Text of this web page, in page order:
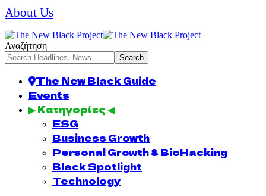
About Us
Αναζήτηση
The New Black Guide
Events
▶ Κατηγορίες ◀
ESG
Business Growth
Personal Growth & BioHacking
Black Spotlight
Technology